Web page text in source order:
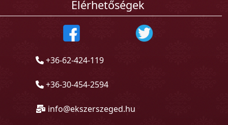
Elérhetőségek
+36-62-424-119
+36-30-454-2594
info@ekszerszeged.hu